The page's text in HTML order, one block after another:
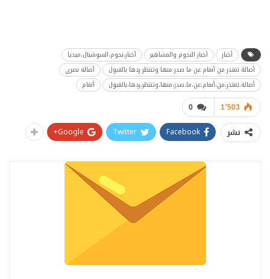
أخبار أخبار النجوم والمشاهير
أخبار،نجوم،السوشيال،ميديا
أصالة تعتذر من أنغام عن ما صدر منها وتنتظر ردها بالقبول
أصالة نصري
أصالة،تعتذر،من،أنعام،عن،ما،صدر،منها،وتنتظر،ردها،بالقبول
أنغام
0 1٬503
نشر Facebook
Twitter
Google+